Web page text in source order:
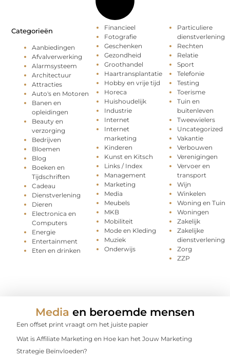
Categorieën
Aanbiedingen
Afvalverwerking
Alarmsysteem
Architectuur
Attracties
Auto's en Motoren
Banen en
opleidingen
Beauty en
verzorging
Bedrijven
Bloemen
Blog
Boeken en
Tijdschriften
Cadeau
Dienstverlening
Dieren
Electronica en
Computers
Energie
Entertainment
Eten en drinken
Financieel
Fotografie
Geschenken
Gezondheid
Groothandel
Haartransplantatie
Hobby en vrije tijd
Horeca
Huishoudelijk
Industrie
Internet
Internet
marketing
Kinderen
Kunst en Kitsch
Links / Index
Management
Marketing
Media
Meubels
MKB
Mobiliteit
Mode en Kleding
Muziek
Onderwijs
Particuliere
dienstverlening
Rechten
Relatie
Sport
Telefonie
Testing
Toerisme
Tuin en
buitenleven
Tweewielers
Uncategorized
Vakantie
Verbouwen
Verenigingen
Vervoer en
transport
Wijn
Winkelen
Woning en Tuin
Woningen
Zakelijk
Zakelijke
dienstverlening
Zorg
ZZP
Media en beroemde mensen
Een offset print vraagt om het juiste papier
Wat is Affiliate Marketing en Hoe kan het Jouw Marketing
Strategie Beïnvloeden?